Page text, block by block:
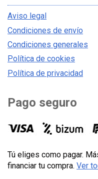
Aviso legal
Condiciones de envío
Condiciones generales
Política de cookies
Política de privacidad
Pago seguro
Tú eliges como pagar.
financiar tu compra. Ver